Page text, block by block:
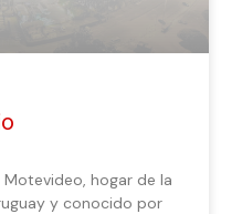
hogar de la
y conocido por